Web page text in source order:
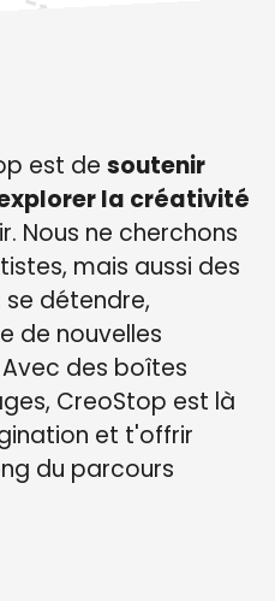
est de soutenir
la créativité
Nous ne cherchons
mais aussi des
détendre,
de nouvelles
des boîtes
CreoStop est là
et t'offrir
du parcours